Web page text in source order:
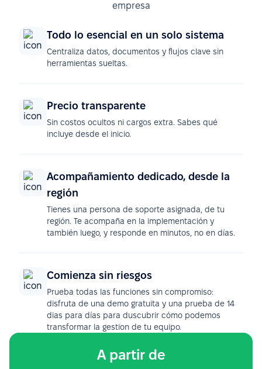
empresa
Todo lo esencial en un solo sistema
Centraliza datos, documentos y flujos clave sin
herramientas sueltas.
Precio transparente
Sin costos ocultos ni cargos extra. Sabes qué
incluye desde el inicio.
Acompañamiento dedicado, desde la
región
Tienes una persona de soporte asignada, de tu
región. Te acompaña en la implementación y
también luego, y responde en minutos, no en días.
Comienza sin riesgos
Prueba todas las funciones sin compromiso:
disfruta de una demo gratuita y una prueba de 14
dias para días para duscubrir cómo podemos
transformar la gestion de tu equipo.
A partir de